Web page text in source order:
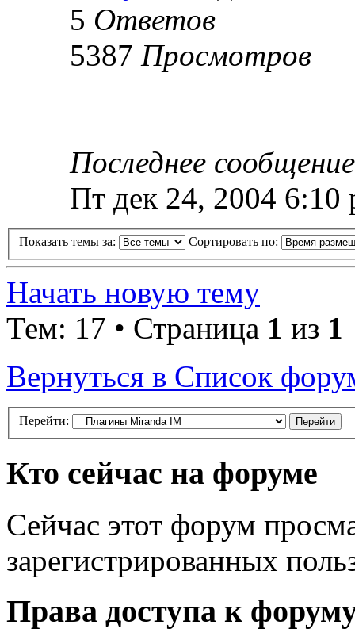
5 Ответов
5387 Просмотров
Последнее
Пт дек 24, 2004 6:10
Показать темы за: Сортировать по:
Начать новую тему
Тем: 17 • Страница 1 из 1
Вернуться в Список
Перейти:
Кто сейчас на форуме
Сейчас этот форум
зарегистрированных
Права доступа к